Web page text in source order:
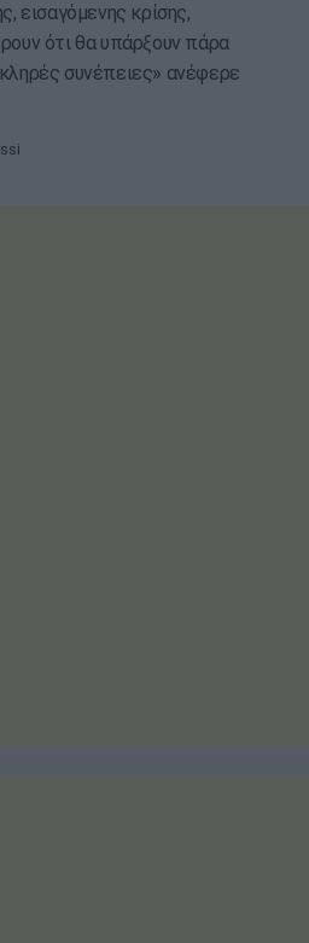
εισαγόμενης κρίσης,
ότι θα υπάρξουν πάρα
συνέπειες» ανέφερε